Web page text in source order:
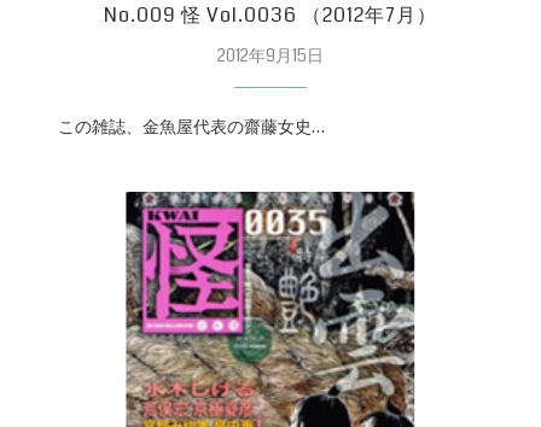
No.009 怪 Vol.0036 （2012年7月）
2012年9月15日
この雑誌、金魚屋代表の齋藤女史…